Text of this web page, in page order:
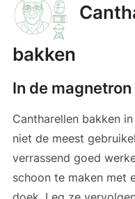
bakken
In de magnetron
Cantharellen bakken
niet de meest
verrassend goed
schoon te maken met